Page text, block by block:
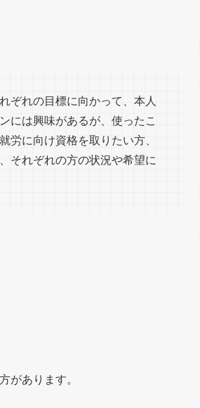
ぞれの目標に向かって、本人
には興味があるが、使ったこ
労に向け資格を取りたい方、
それぞれの方の状況や希望に
があります。